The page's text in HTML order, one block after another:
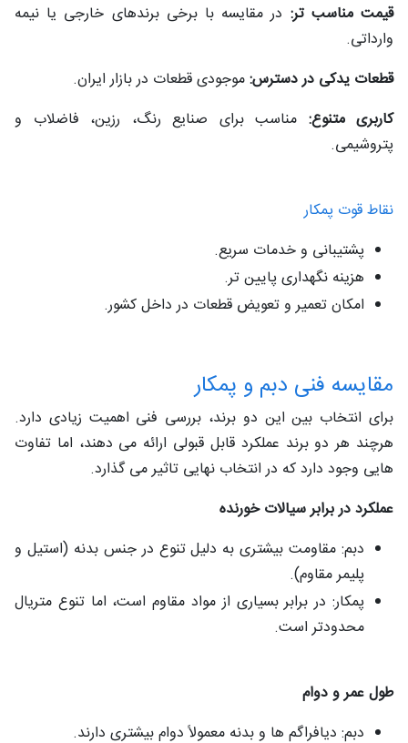
قیمت مناسب‌ تر: در مقایسه با برخی برندهای خارجی یا نیمه‌
وارداتی.
قطعات یدکی در دسترس:موجودی قطعات در بازار ایران.
کاربری متنوع: مناسب برای صنایع رنگ، رزین، فاضلاب و
پتروشیمی.
نقاط قوت پمکار
پشتیبانی و خدمات سریع.
هزینه نگهداری پایین‌ تر.
امکان تعمیر و تعویض قطعات در داخل کشور.
مقایسه فنی دبم و پمکار
برای انتخاب بین این دو برند، بررسی فنی اهمیت زیادی دارد.
هرچند هر دو برند عملکرد قابل قبولی ارائه می‌ دهند، اما تفاوت‌
هایی وجود دارد که در انتخاب نهایی تاثیر می گذارد.
عملکرد در برابر سیالات خورنده
دبم: مقاومت بیشتری به دلیل تنوع در جنس بدنه (استیل و
پلیمر مقاوم).
پمکار: در برابر بسیاری از مواد مقاوم است، اما تنوع متریال
محدودتر است.
طول عمر و دوام
دبم: دیافراگم‌ ها و بدنه معمولاً دوام بیشتری دارند.